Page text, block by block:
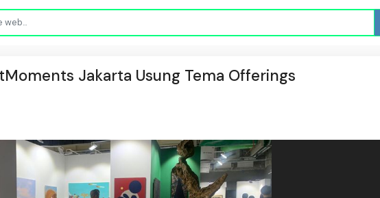
Jakarta Usung Tema Offerings